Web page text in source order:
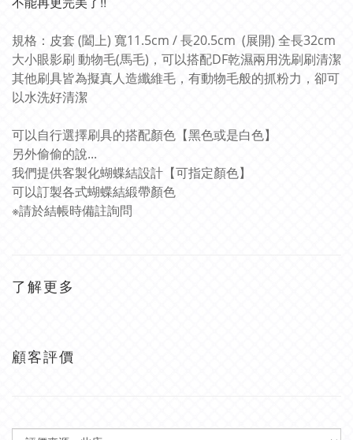
規格：皮套 (闔上) 寬11.5cm / 長20.5cm (展開) 全長32cm
大小眼影刷 動物毛(馬毛)，可以搭配DF乾濕兩用洗刷刷清潔
其他刷具皆為擬真人造纖維毛，有動物毛般的抓粉力，卻可
以水洗好清潔
可以自行選擇刷具的搭配顏色【黑色或是白色】
另外偷偷的說...
我們提供客製化蝴蝶結設計【可指定顏色】
可以訂製各式蝴蝶結緞帶顏色
※請於結帳時備註詢問
了解更多
顧客評價